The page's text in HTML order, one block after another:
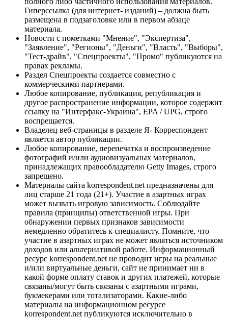
Гиперссылка (для интернет- изданий) – должна быть
размещена в подзаголовке или в первом абзаце
материала.
Новости с пометками "Мнение", "Экспертиза",
"Заявление", "Регионы", "Деньги", "Власть", "Выборы",
"Тест-драйв", "Спецпроекты", "Промо" публикуются на
правах рекламы.
Раздел Спецпроекты создается совместно с
коммерческими партнерами.
Любое копирование, публикация, републикация и
другое распространение информации, которое содержит
ссылку на "Интерфакс-Украина", EPA / UPG, строго
воспрещается.
Владелец веб-страницы в разделе Я- Корреспондент
является автор публикации.
Любое копирование, перепечатка и воспроизведение
фотографий и/или аудиовизуальных материалов,
принадлежащих правообладателю Getty Images, строго
запрещено.
Материалы сайта korrespondent.net предназначены для
лиц старше 21 года (21+). Участие в азартных играх
может вызвать игровую зависимость. Соблюдайте
правила (принципы) ответственной игры. При
обнаружении первых признаков зависимости
немедленно обратитесь к специалисту. Помните, что
участие в азартных играх не может являться источником
доходов или альтернативой работе. Информационный
ресурс korrespondent.net не проводит игры на реальные
и/или виртуальные деньги, сайт не принимает ни в
какой форме оплату ставок и других платежей, которые
связаны/могут быть связаны с азартными играми,
букмекерами или тотализаторами. Какие-либо
материалы на информационном ресурсе
korrespondent.net публикуются исключительно в